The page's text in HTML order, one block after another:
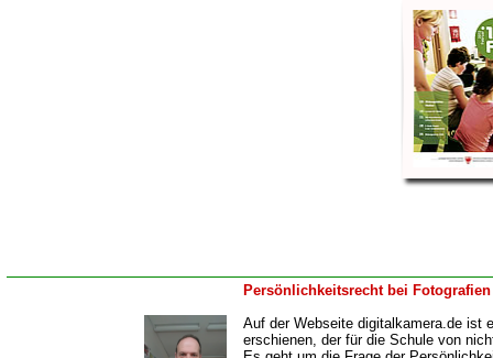
Persönlichkeitsrecht bei Fotografien
Auf der Webseite digitalkamera.de ist
erschienen, der für die Schule von